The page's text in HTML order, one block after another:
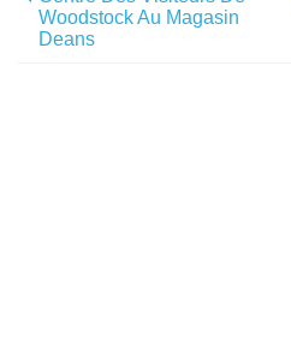
Woodstock Au Magasin
Deans